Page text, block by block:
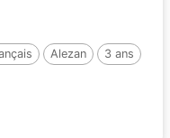
Alezan
3 ans